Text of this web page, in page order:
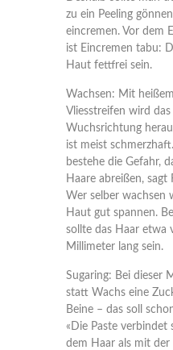
zu ein Peeling
eincremen. Vor dem
ist Eincremen tabu:
Haut fettfrei sein.
Wachsen: Mit
Vliesstreifen wird
Wuchsrichtung
ist meist
bestehe die Gefahr,
Haare abreißen, sagt
Wer selber wachsen
Haut gut spannen.
sollte das Haar etwa
Millimeter lang sein.
Sugaring: Bei dieser
statt Wachs eine
Beine – das soll
«Die Paste verbindet
dem Haar als mit der